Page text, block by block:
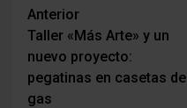
Navegación
de
entradas
Anterior
Taller «Más Arte» y un
nuevo proyecto:
pegatinas en casetas de
gas